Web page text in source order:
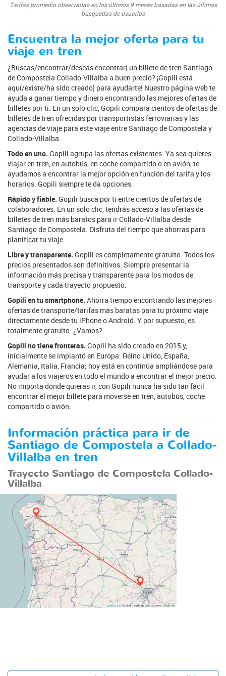
Tarifas promedio observadas en los últimos 9 meses basadas en las últimas
búsquedas de usuarios
Encuentra la mejor oferta para tu
viaje en tren
¿Buscas/encontrar/deseas encontrar] un billete de tren Santiago
de Compostela Collado-Villalba a buen precio? ¡Gopili está
aquí/existe/ha sido creado] para ayudarte! Nuestro página web te
ayuda a ganar tiempo y dinero encontrando las mejores ofertas de
billetes por ti. En un solo clic, Gopili compara cientos de ofertas de
billetes de tren ofrecidas por transportistas ferroviarias y las
agencias de viaje para este viaje entre Santiago de Compostela y
Collado-Villalba.
Todo en uno. Gopili agrupa las ofertas existentes. Ya sea quieres
viajar en tren, en autobús, en coche compartido o en avión, te
ayudamos a encontrar la mejor opción en función del tarifa y los
horarios. Gopili siempre te da opciones.
Rápido y fiable. Gopili busca por ti entre cientos de ofertas de
colaboradores. En un solo clic, tendrás acceso a las ofertas de
billetes de tren más baratos para ir Collado-Villalba desde
Santiago de Compostela. Disfruta del tiempo que ahorras para
planificar tu viaje.
Libre y transparente. Gopili es completamente gratuito. Todos los
precios presentados son definitivos. Siempre presentar la
información más precisa y transparente para los modos de
transporte y cada trayecto propuesto.
Gopili en tu smartphone. Ahorra tiempo encontrando las mejores
ofertas de transporte/tarifas más baratas para tu próximo viaje
directamente desde tu iPhone o Android. Y por supuesto, es
totalmente gratuito. ¿Vamos?
Gopili no tiene fronteras. Gopili ha sido creado en 2015 y,
inicialmente se implantó en Europa: Reino Unido, España,
Alemania, Italia, Francia; hoy está en continúa ampliándose para
ayudar a los viajeros en todo el mundo a encontrar el mejor precio.
No importa dónde quieras ir, con Gopili nunca ha sido tan fácil
encontrar el mejor billete para moverse en tren, autobús, coche
compartido o avión.
Información práctica para ir de
Santiago de Compostela a Collado-
Villalba en tren
Trayecto Santiago de Compostela Collado-
Villalba